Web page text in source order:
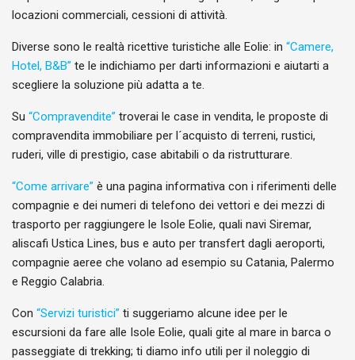
locazioni commerciali, cessioni di attività.
Diverse sono le realtà ricettive turistiche alle Eolie: in “Camere,
Hotel, B&B” te le indichiamo per darti informazioni e aiutarti a
scegliere la soluzione più adatta a te.
Su “Compravendite” troverai le case in vendita, le proposte di
compravendita immobiliare per l´acquisto di terreni, rustici,
ruderi, ville di prestigio, case abitabili o da ristrutturare.
“Come arrivare” è una pagina informativa con i riferimenti delle
compagnie e dei numeri di telefono dei vettori e dei mezzi di
trasporto per raggiungere le Isole Eolie, quali navi Siremar,
aliscafi Ustica Lines, bus e auto per transfert dagli aeroporti,
compagnie aeree che volano ad esempio su Catania, Palermo
e Reggio Calabria.
Con “Servizi turistici” ti suggeriamo alcune idee per le
escursioni da fare alle Isole Eolie, quali gite al mare in barca o
passeggiate di trekking; ti diamo info utili per il noleggio di